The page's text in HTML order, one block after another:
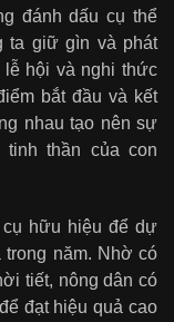
đánh dấu cụ thể
ta giữ gìn và phát
lễ hội và nghi thức
bắt đầu và kết
nhau tạo nên sự
thần của con
cụ hữu hiệu để dự
trong năm. Nhờ có
tiết, nông dân có
đạt hiệu quả cao